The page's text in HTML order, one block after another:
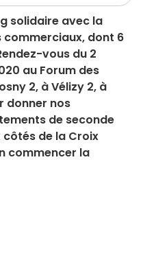
solidaire avec la
commerciaux, dont 6
vous du 2
au Forum des
2, à Vélizy 2, à
donner nos
de seconde
de la Croix
commencer la